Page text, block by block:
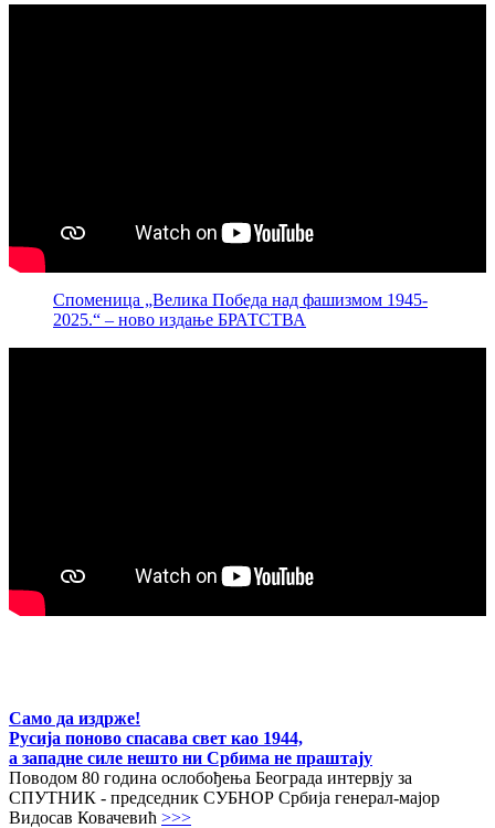
Споменица „Велика Победа над фашизмом 1945-
2025.“ – ново издање БРАТСТВА
Само да издрже!
Русија поново спасава свет као 1944,
а западне силе нешто ни Србима не праштају
Поводом 80 година ослобођења Београда интервју за
СПУТНИК - председник СУБНОР Србија генерал-мајор
Видосав Ковачевић >>>